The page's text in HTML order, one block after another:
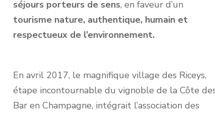
séjours porteurs de sens, en faveur d’un
tourisme nature, authentique, humain et
respectueux de l’environnement.
En avril 2017, le magnifique village des Riceys,
étape incontournable du vignoble de la Côte
Bar en Champagne, intégrait l’association des